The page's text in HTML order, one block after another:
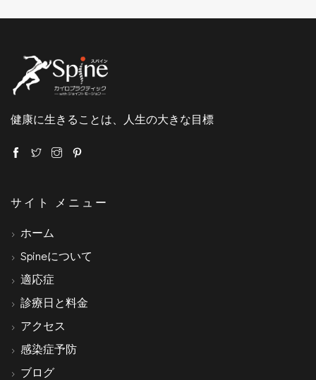
健康に生きることは、人生の大きな目標
サイト メニュー
ホーム
Spineについて
適応症
診療日と料金
アクセス
感染症予防
ブログ